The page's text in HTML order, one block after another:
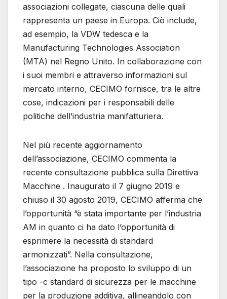
associazioni collegate, ciascuna delle quali
rappresenta un paese in Europa. Ciò include,
ad esempio, la VDW tedesca e la
Manufacturing Technologies Association
(MTA) nel Regno Unito. In collaborazione con
i suoi membri e attraverso informazioni sul
mercato interno, CECIMO fornisce, tra le altre
cose, indicazioni per i responsabili delle
politiche dell’industria manifatturiera.
Nel più recente aggiornamento
dell’associazione, CECIMO commenta la
recente consultazione pubblica sulla Direttiva
Macchine . Inaugurato il 7 giugno 2019 e
chiuso il 30 agosto 2019, CECIMO afferma che
l’opportunità “è stata importante per l’industria
AM in quanto ci ha dato l’opportunità di
esprimere la necessità di standard
armonizzati”. Nella consultazione,
l’associazione ha proposto lo sviluppo di un
tipo -c standard di sicurezza per le macchine
per la produzione additiva, allineandolo con